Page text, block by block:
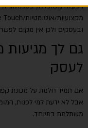
ובעסקים ולכן אין מקום
גם לך מגיעות
לעסק
משתלמת במיוחד.